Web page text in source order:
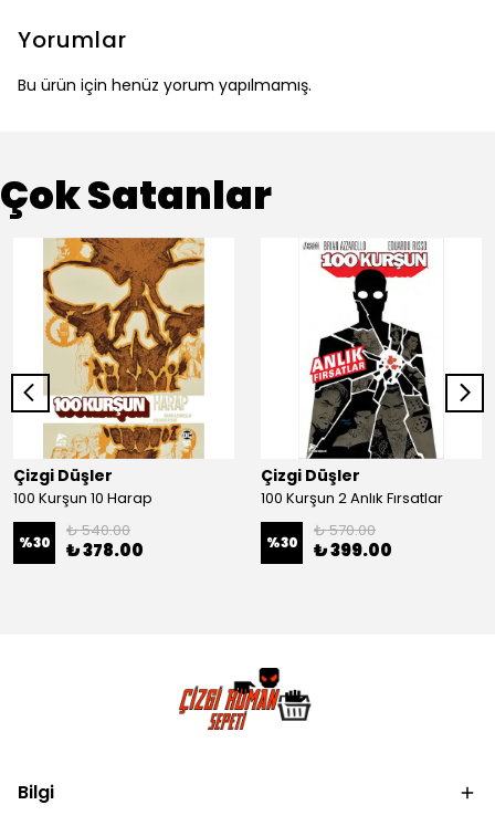
Yorumlar
Bu ürün için henüz yorum yapılmamış.
Çok Satanlar
Çizgi Düşler
100 Kurşun 10 Harap
%30
₺ 540.00
₺ 378.00
Çizgi Düşler
100 Kurşun 2 Anlık Fırsatlar
%30
₺ 570.00
₺ 399.00
Bilgi